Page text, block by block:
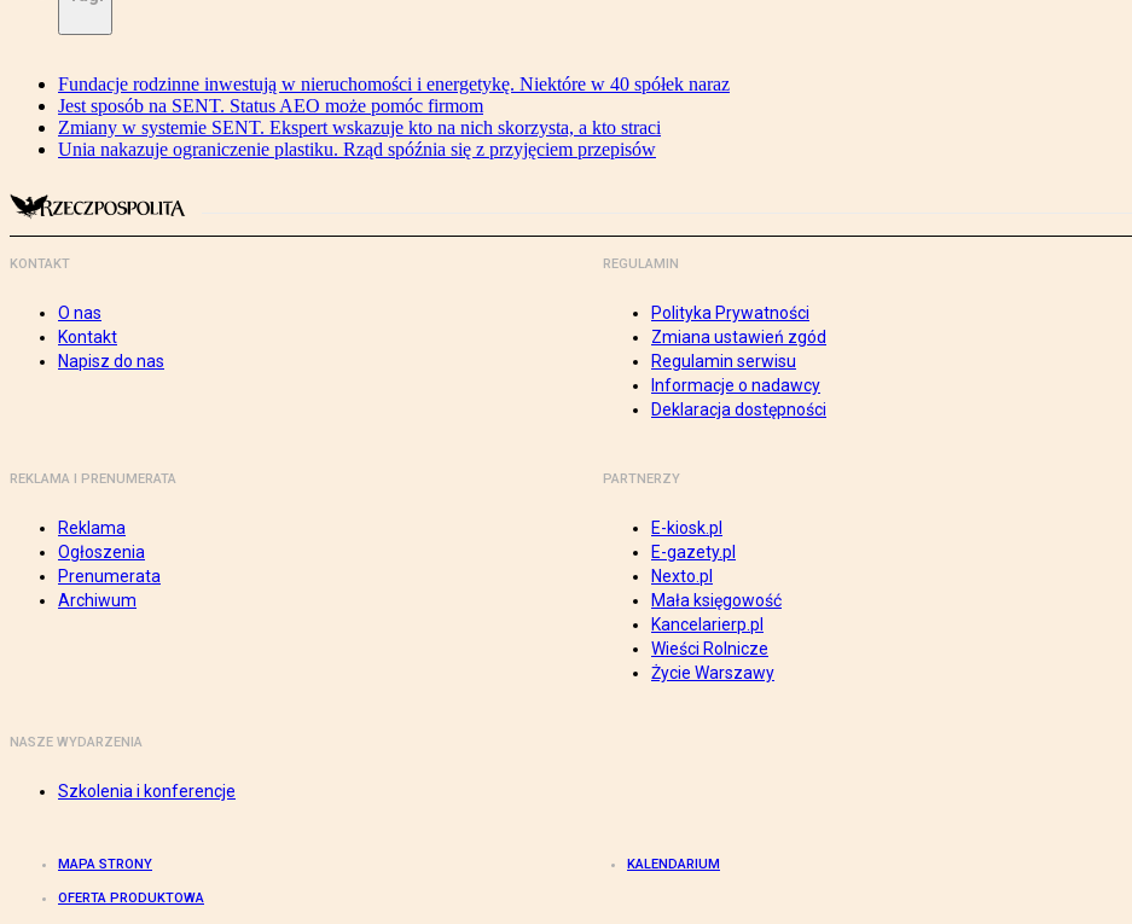
Fundacje rodzinne inwestują w nieruchomości i energetykę. Niektóre w 40 spółek naraz
Jest sposób na SENT. Status AEO może pomóc firmom
Zmiany w systemie SENT. Ekspert wskazuje kto na nich skorzysta, a kto straci
Unia nakazuje ograniczenie plastiku. Rząd spóźnia się z przyjęciem przepisów
KONTAKT
O nas
Kontakt
Napisz do nas
REGULAMIN
Polityka Prywatności
Zmiana ustawień zgód
Regulamin serwisu
Informacje o nadawcy
Deklaracja dostępności
REKLAMA I PRENUMERATA
Reklama
Ogłoszenia
Prenumerata
Archiwum
PARTNERZY
E-kiosk.pl
E-gazety.pl
Nexto.pl
Mała księgowość
Kancelarierp.pl
Wieści Rolnicze
Życie Warszawy
NASZE WYDARZENIA
Szkolenia i konferencje
MAPA STRONY KALENDARIUM
OFERTA PRODUKTOWA